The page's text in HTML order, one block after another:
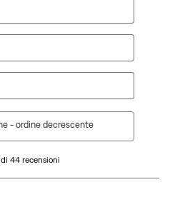
di 44 recensioni
- ordine decrescente